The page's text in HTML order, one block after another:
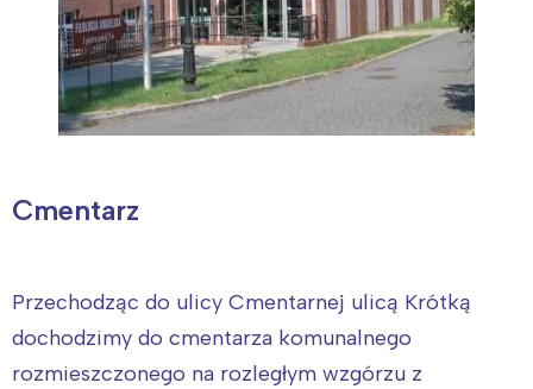
Cmentarz
Przechodząc do ulicy Cmentarnej ulicą Krótką
dochodzimy do cmentarza komunalnego
rozmieszczonego na rozległym wzgórzu z